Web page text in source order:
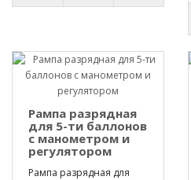
Рампа разрядная
для 5-ти баллонов
с манометром и
регулятором
Рампа разрядная для